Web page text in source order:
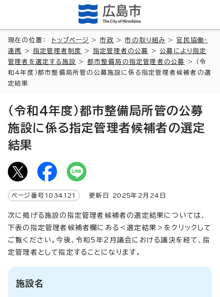
現在の位置： トップページ >市政 >市の取り組み > 官民協働・
連携
>指定管理者制度 >指定管理者の公募 >公募により指定
管理者を選定する施設
> 都市整備局の指定管理者の公募
> （令
和4年度）都市整備局所管の公募施設に係る指定管理者候補者の選
定結果
（令和4年度）都市整備局所管の公募
施設に係る指定管理者候補者の選定
結果
ページ番号 1034121 更新日 2025年2月 24 日
次に掲げる施設の指定管理者候補者の選定結果については、
下表の指定管理者候補者欄にある＜選定結果＞をクリックして
ご覧ください。今後、令和5年2月議会における議決を経て、指
定管理者として指定することになります。
施設名